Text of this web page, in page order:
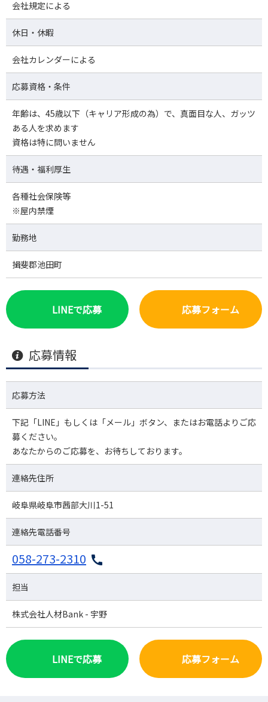
会社規定による
休日・休暇
会社カレンダーによる
応募資格・条件
年齢は、45歳以下（キャリア形成の為）で、真面目な人、ガッツ
ある人を求めます
資格は特に問いません
待遇・福利厚生
各種社会保険等
※屋内禁煙
勤務地
揖斐郡池田町
LINEで応募 応募フォーム
応募情報
応募方法
下記「LINE」もしくは「メール」ボタン、またはお電話よりご応
募ください。
あなたからのご応募を、お待ちしております。
連絡先住所
岐阜県岐阜市茜部大川1-51
連絡先電話番号
058-273-2310
担当
株式会社人材Bank - 宇野
LINEで応募 応募フォーム